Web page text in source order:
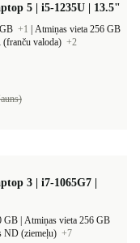
5 | i5-1235U | 13.5"
+1
Atmiņas vieta 256 GB
(franču valoda) +2
3 | i7-1065G7 |
Atmiņas vieta 256 GB
ND (ziemeļu) +7